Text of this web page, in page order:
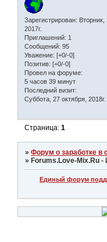
Зарегистрирован: Вторник,
2017г.
Приглашений: 1
Сообщений: 95
Уважение: [+0/-0]
Позитив: [+0/-0]
Провел на форуме:
5 часов 39 минут
Последний визит:
Суббота, 27 октября,
Страница:1
»Форум о заработке в
» Forums.Love-Mix.Ru
Единый форум